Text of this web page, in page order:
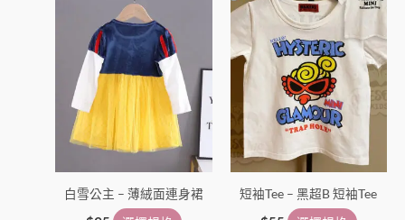
白雪公主 – 薄絨面連身裙
選
擇
項
短袖Tee – 黑超B 短袖Tee
品
頁
面
擇
項